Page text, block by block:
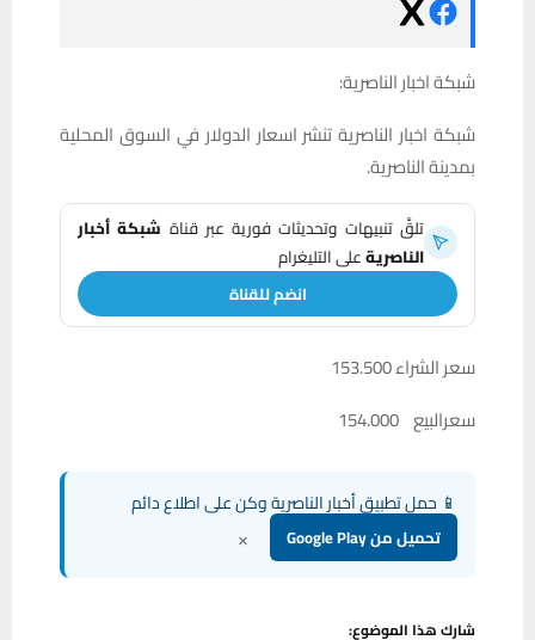
شبكة اخبار الناصرية:
شبكة اخبار الناصرية تنشر اسعار الدولار في السوق المحلية
بمدينة الناصرية.
تلقَّ تنبيهات وتحديثات فورية عبر قناة شبكة أخبار
الناصريةعلى التليغرام
انضم للقناة
سعر الشراء 153.500
سعرالبيع 154.000
📱 حمل تطبيق أخبار الناصرية وكن على اطلاع دائم
تحميل من Google Play ×
شارك هذا الموضوع: